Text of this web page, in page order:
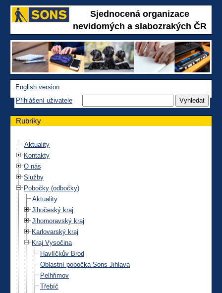
Sjednocená organizace
nevidomých a slabozrakých ČR
English version
Přihlášení uživatele
Rubriky
Aktuality
Kontakty
O nás
Služby
Pobočky (odbočky)
Aktuality
Jihočeský kraj
Jihomoravský kraj
Karlovarský kraj
Kraj Vysočina
Havlíčkův Brod
Oblastní pobočka Sons Jihlava
Pelhřimov
Třebíč